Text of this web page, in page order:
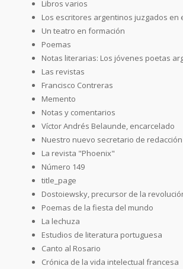
Libros varios
Los escritores argentinos juzgados en
Un teatro en formación
Poemas
Notas literarias: Los jóvenes poetas
Las revistas
Francisco Contreras
Memento
Notas y comentarios
Víctor Andrés Belaunde, encarcelado
Nuestro nuevo secretario de redacción
La revista "Phoenix"
Número 149
title_page
Dostoiewsky, precursor de la
Poemas de la fiesta del mundo
La lechuza
Estudios de literatura portuguesa
Canto al Rosario
Crónica de la vida intelectual francesa